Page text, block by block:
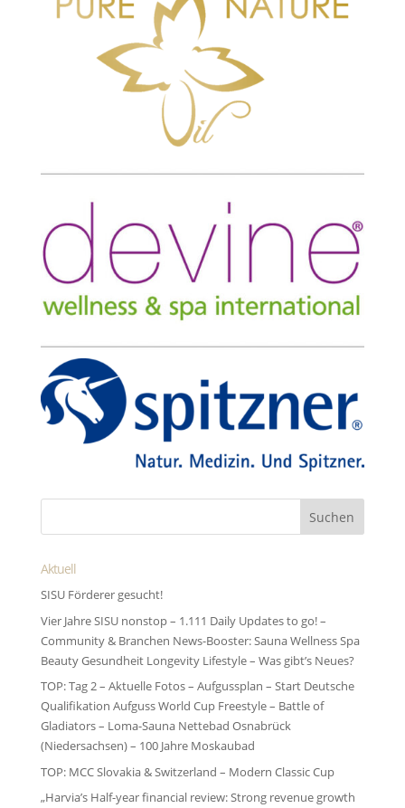
Aktuell
SISU Förderer gesucht!
Vier Jahre SISU nonstop – 1.111 Daily Updates to go! –
Community & Branchen News-Booster: Sauna Wellness Spa
Beauty Gesundheit Longevity Lifestyle – Was gibt’s Neues?
TOP: Tag 2 – Aktuelle Fotos – Aufgussplan – Start Deutsche
Qualifikation Aufguss World Cup Freestyle – Battle of
Gladiators – Loma-Sauna Nettebad Osnabrück
(Niedersachsen) – 100 Jahre Moskaubad
TOP: MCC Slovakia & Switzerland – Modern Classic Cup
„Harvia’s Half-year financial review: Strong revenue growth